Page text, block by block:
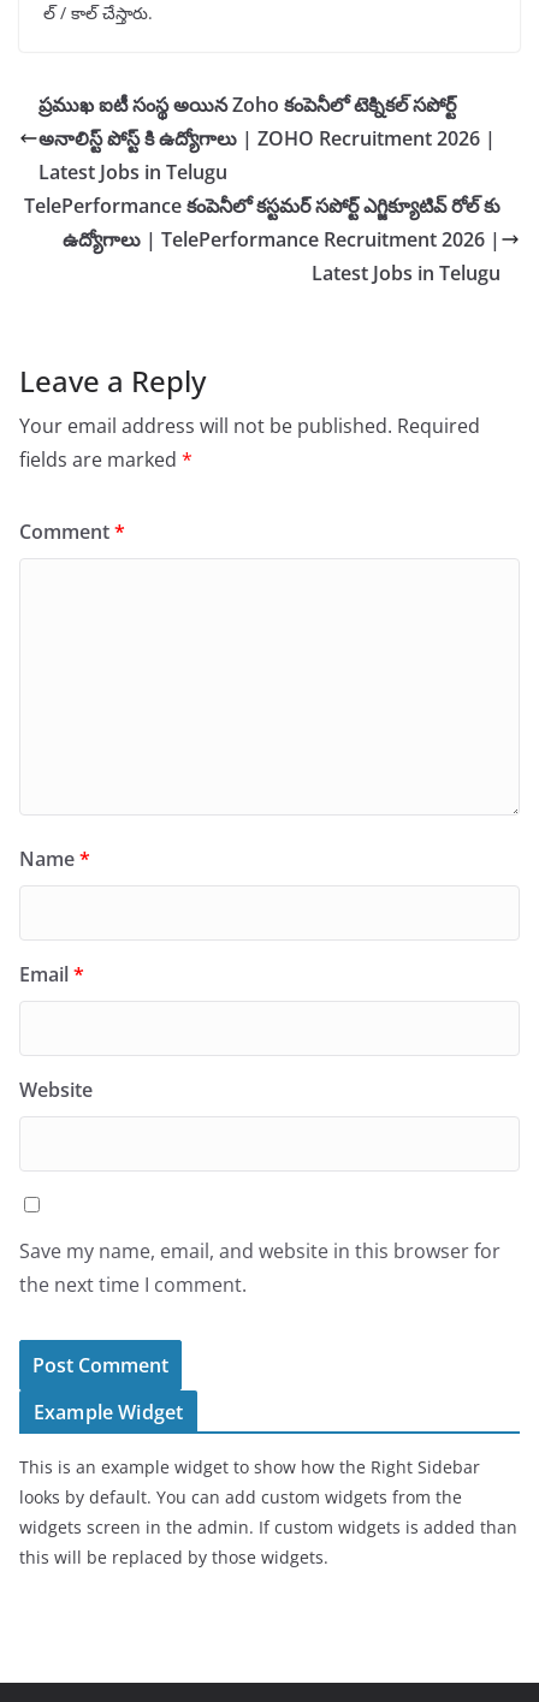
ల్ / కాల్ చేస్తారు.
ప్రముఖ ఐటీ సంస్థ అయిన Zoho కంపెనీలో టెక్నికల్ సపోర్ట్
అనాలిస్ట్ పోస్ట్ కి ఉద్యోగాలు | ZOHO Recruitment 2026 |
Latest Jobs in Telugu
TelePerformance కంపెనీలో కస్టమర్ సపోర్ట్ ఎగ్జిక్యూటివ్ రోల్ కు
ఉద్యోగాలు | TelePerformance Recruitment 2026 |
Latest Jobs in Telugu
Leave a Reply
Your email address will not be published. Required
fields are marked *
Comment*
Name*
Email*
Website
Save my name, email, and website in this browser for
the next time I comment.
Example Widget
This is an example widget to show how the Right Sidebar
looks by default. You can add custom widgets from the
widgets screen in the admin. If custom widgets is added than
this will be replaced by those widgets.